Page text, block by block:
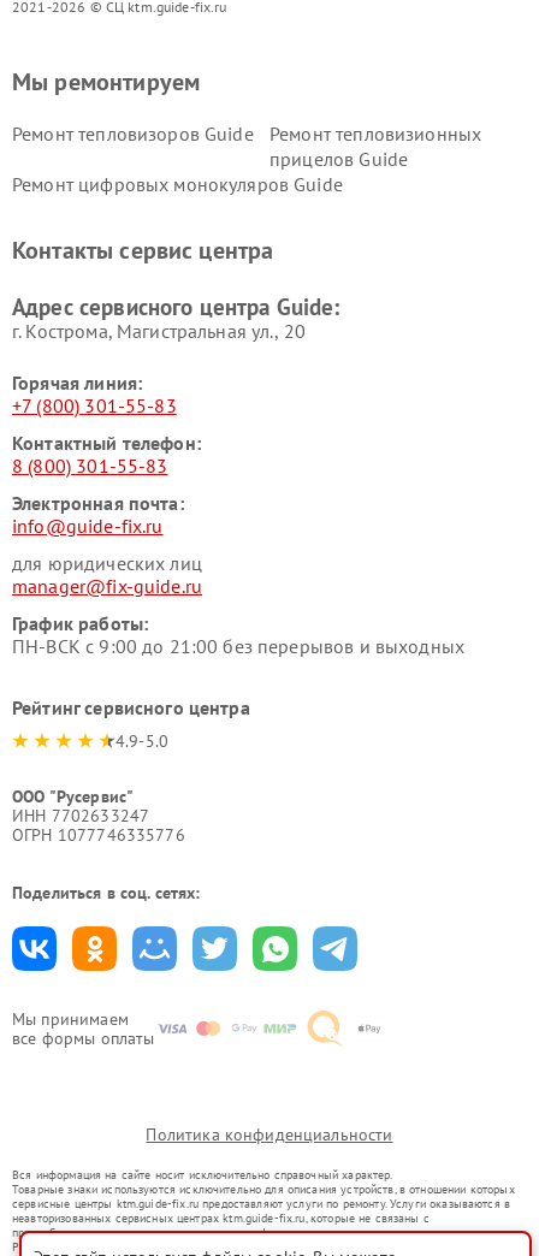
2021-2026 © СЦ ktm.guide-fix.ru
Мы принимаем
все формы оплаты
Мы ремонтируем
Ремонт тепловизоров Guide
Ремонт тепловизионных
прицелов Guide
Ремонт цифровых монокуляров Guide
Контакты сервис центра
Адрес сервисного центра Guide:
г. Кострома, Магистральная ул., 20
Горячая линия:
+7 (800) 301-55-83
Контактный телефон:
8 (800) 301-55-83
Электронная почта:
info@guide-fix.ru
для юридических лиц
manager@fix-guide.ru
График работы:
ПН-ВСК с 9:00 до 21:00 без перерывов и выходных
Рейтинг сервисного центра
4.9-5.0
ООО "Русервис"
ИНН 7702633247
ОГРН 1077746335776
Поделиться в соц. сетях:
Политика конфиденциальности
Вся информация на сайте носит исключительно справочный характер.
Товарные знаки используются исключительно для описания устройств, в отношении которых
сервисные центры ktm.guide-fix.ru предоставляют услуги по ремонту. Услуги оказываются в
неавторизованных сервисных центрах ktm.guide-fix.ru, которые не связаны с
правообладателями товарных знаков или их официальными представителями.
Ремонт осуществляется для устройств, уже введенных в гражданский оборот в соответствии